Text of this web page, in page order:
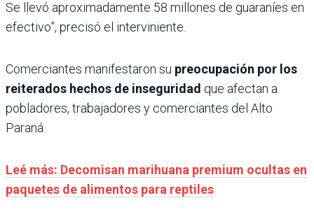
Se llevó aproximadamente 58 millones de guaraníes en
efectivo”, precisó el interviniente.
Comerciantes manifestaron su preocupación por los
reiterados hechos de inseguridad que afectan a
pobladores, trabajadores y comerciantes del Alto
Paraná.
Leé más: Decomisan marihuana premium ocultas en
paquetes de alimentos para reptiles